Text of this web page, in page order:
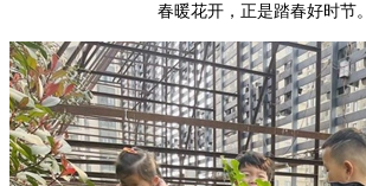
春暖花开，正是踏春好时节。